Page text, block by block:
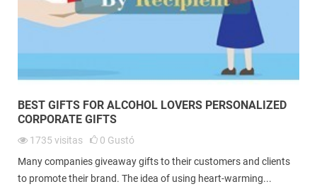
BEST GIFTS FOR ALCOHOL LOVERS PERSONALIZED
CORPORATE GIFTS
1735 visitas 0 Gustó
Many companies giveaway gifts to their customers and clients
to promote their brand. The idea of using heart-warming...